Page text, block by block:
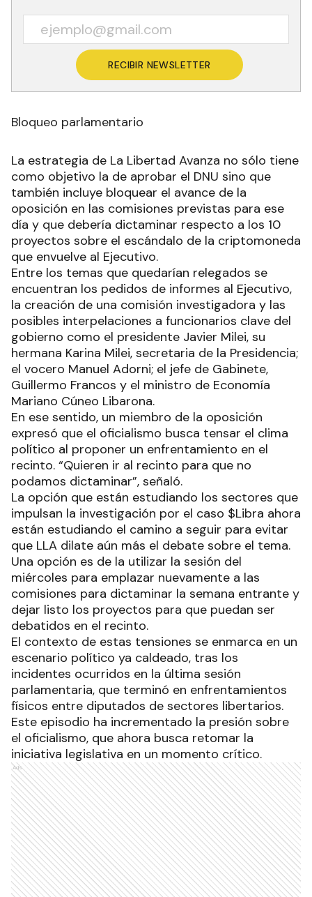
RECIBIR NEWSLETTER
Bloqueo parlamentario
La estrategia de La Libertad Avanza no sólo tiene
como objetivo la de aprobar el DNU sino que
también incluye bloquear el avance de la
oposición en las comisiones previstas para ese
día y que debería dictaminar respecto a los 10
proyectos sobre el escándalo de la criptomoneda
que envuelve al Ejecutivo.
Entre los temas que quedarían relegados se
encuentran los pedidos de informes al Ejecutivo,
la creación de una comisión investigadora y las
posibles interpelaciones a funcionarios clave del
gobierno como el presidente Javier Milei, su
hermana Karina Milei, secretaria de la Presidencia;
el vocero Manuel Adorni; el jefe de Gabinete,
Guillermo Francos y el ministro de Economía
Mariano Cúneo Libarona.
En ese sentido, un miembro de la oposición
expresó que el oficialismo busca tensar el clima
político al proponer un enfrentamiento en el
recinto. “Quieren ir al recinto para que no
podamos dictaminar”, señaló.
La opción que están estudiando los sectores que
impulsan la investigación por el caso $Libra ahora
están estudiando el camino a seguir para evitar
que LLA dilate aún más el debate sobre el tema.
Una opción es de la utilizar la sesión del
miércoles para emplazar nuevamente a las
comisiones para dictaminar la semana entrante y
dejar listo los proyectos para que puedan ser
debatidos en el recinto.
El contexto de estas tensiones se enmarca en un
escenario político ya caldeado, tras los
incidentes ocurridos en la última sesión
parlamentaria, que terminó en enfrentamientos
físicos entre diputados de sectores libertarios.
Este episodio ha incrementado la presión sobre
el oficialismo, que ahora busca retomar la
iniciativa legislativa en un momento crítico.
Ads